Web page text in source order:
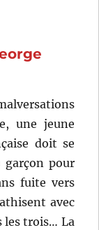
une jeune
doit se
garçon pour
fuite vers
avec
les trois… La